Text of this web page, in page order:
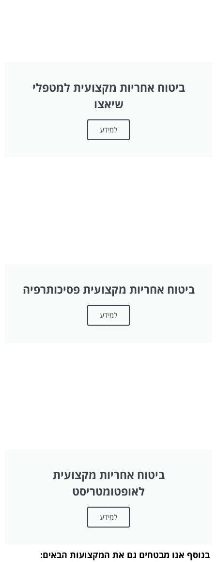
ביטוח אחריות מקצועית למטפלי
שיאצו
למידע
ביטוח אחריות מקצועית פסיכותרפיה
למידע
ביטוח אחריות מקצועית
לאופטומטריסט
למידע
בנוסף אנו מבטחים גם את המקצועות הבאים: